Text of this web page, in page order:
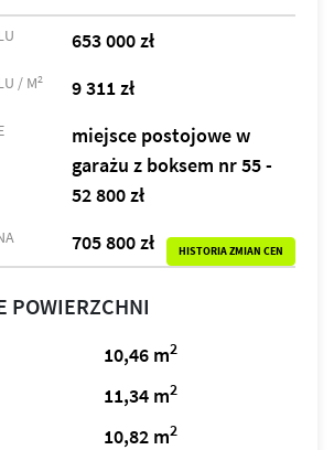
653 000 zł
/ M2 9 311 zł
miejsce postojowe w
garażu z boksem nr 55 -
52 800 zł
705 800 zł HISTORIA ZMIAN CEN
POWIERZCHNI
10,46 m2
11,34 m2
10,82 m2